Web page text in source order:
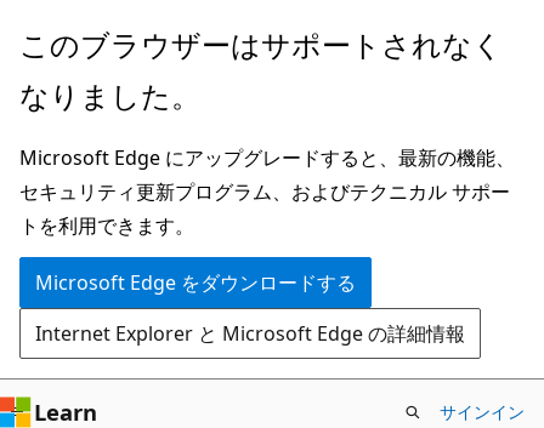
メ
ン
ン
テ
ン
ツ
に
ス
キ
ッ
このブラウザーはサポートされなく
なりました。
Microsoft Edge にアップグレードすると、最新の機能、
セキュリティ更新プログラム、およびテクニカル サポー
トを利用できます。
Microsoft Edge をダウンロードする
Internet Explorer と Microsoft Edge の詳細情報
Learn サインイン